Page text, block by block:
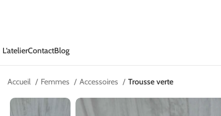
L’atelierContactBlog
Accueil Femmes Accessoires Trousse verte